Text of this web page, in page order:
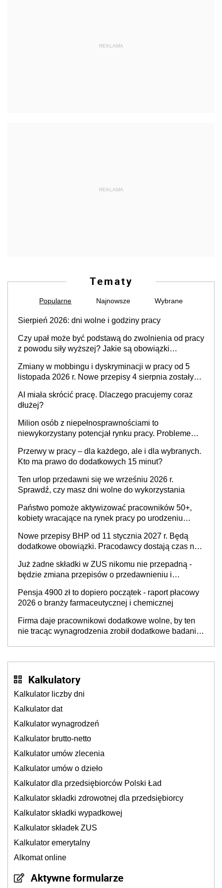
REKLAMA
REKLAMA
Tematy
Popularne Najnowsze Wybrane
Sierpień 2026: dni wolne i godziny pracy
Czy upał może być podstawą do zwolnienia od pracy
z powodu siły wyższej? Jakie są obowiązki
Zmiany w mobbingu i dyskryminacji w pracy od 5
listopada 2026 r. Nowe przepisy 4 sierpnia zostały
AI miała skrócić pracę. Dlaczego pracujemy coraz
dłużej?
Milion osób z niepełnosprawnościami to
niewykorzystany potencjał rynku pracy. Problemem
refundacji, ale bariery po stronie systemu i
świadomości pracodawców [WYWIAD]
Przerwy w pracy – dla każdego, ale i dla wybranych.
Kto ma prawo do dodatkowych 15 minut?
Ten urlop przedawni się we wrześniu 2026 r.
Sprawdź, czy masz dni wolne do wykorzystania
Państwo pomoże aktywizować pracowników 50+,
kobiety wracające na rynek pracy po urodzeniu
neuroatypowe. Powstanie Fundusz na rzecz
Inkluzywności w Zatrudnianiu?
Nowe przepisy BHP od 11 stycznia 2027 r. Będą
dodatkowe obowiązki. Pracodawcy dostają czas na
Już żadne składki w ZUS nikomu nie przepadną -
będzie zmiana przepisów o przedawnieniu i
Pensja 4900 zł to dopiero początek - raport płacowy
2026 o branży farmaceutycznej i chemicznej
Firma daje pracownikowi dodatkowe wolne, by ten
nie tracąc wynagrodzenia zrobił dodatkowe badania.
Kalkulatory
Kalkulator liczby dni
Kalkulator dat
Kalkulator wynagrodzeń
Kalkulator brutto-netto
Kalkulator umów zlecenia
Kalkulator umów o dzieło
Kalkulator dla przedsiębiorców Polski Ład
Kalkulator składki zdrowotnej dla przedsiębiorcy
Kalkulator składki wypadkowej
Kalkulator składek ZUS
Kalkulator emerytalny
Alkomat online
Aktywne formularze